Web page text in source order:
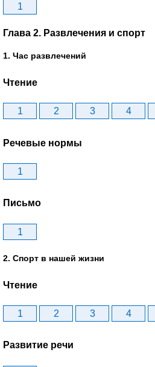
1
Глава 2. Развлечения и спорт
1. Час развлечений
Чтение
1 2 3 4
Речевые нормы
1
Письмо
1
2. Спорт в нашей жизни
Чтение
1 2 3 4
Развитие речи